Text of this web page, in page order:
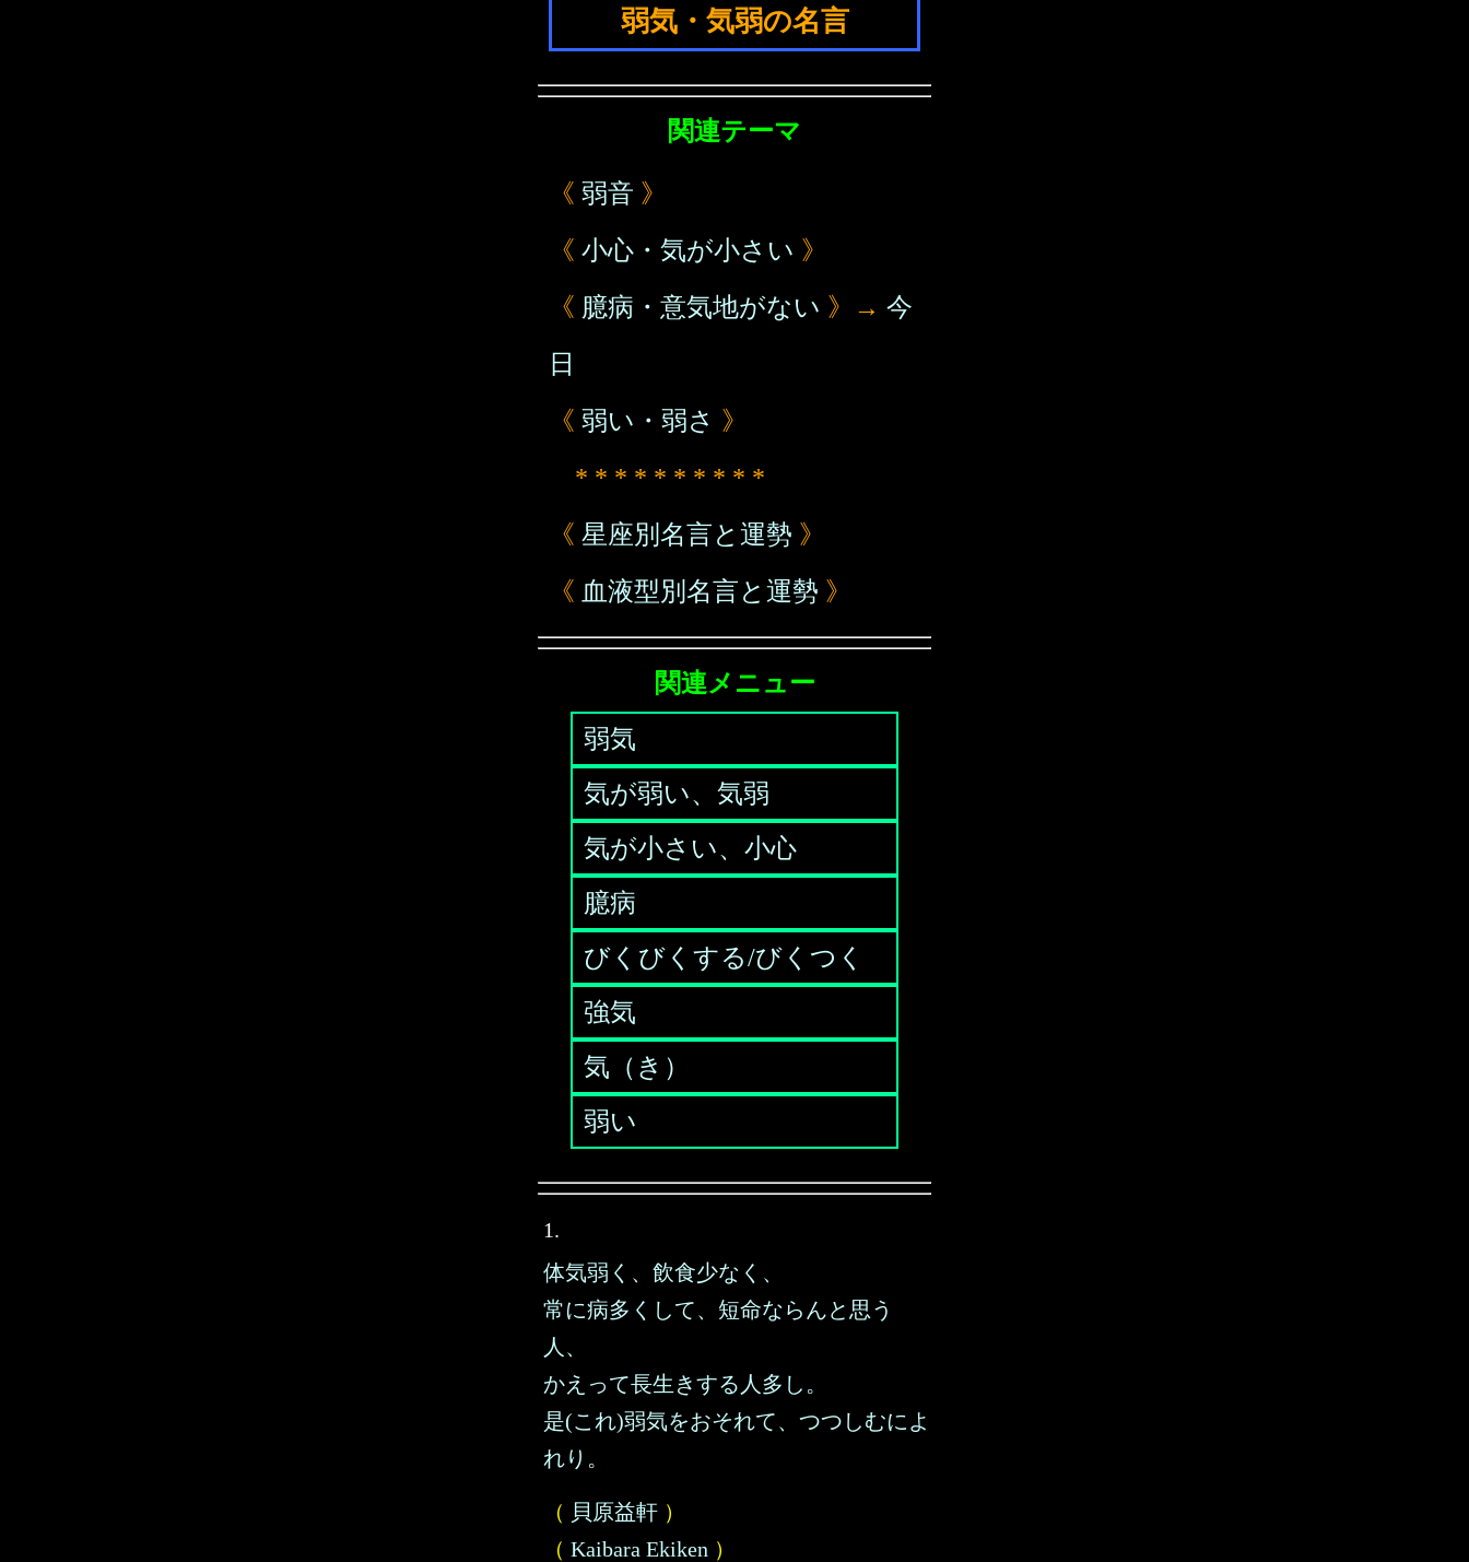
弱気・気弱の名言
関連テーマ
《 弱音 》
《 小心・気が小さい 》
《 臆病・意気地がない 》→ 今
日
《 弱い・弱さ 》
* * * * * * * * * *
《 星座別名言と運勢 》
《 血液型別名言と運勢 》
関連メニュー
弱気
気が弱い、気弱
気が小さい、小心
臆病
びくびくする/びくつく
強気
気（き）
弱い
1.
体気弱く、飲食少なく、
常に病多くして、短命ならんと思う
人、
かえって長生きする人多し。
是(これ)弱気をおそれて、つつしむによ
れり。
（ 貝原益軒 ）
（ Kaibara Ekiken ）